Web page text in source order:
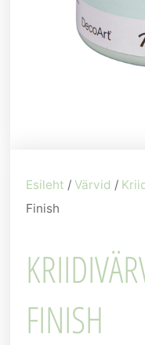
Esileht /Värvid /
Finish
FINISH